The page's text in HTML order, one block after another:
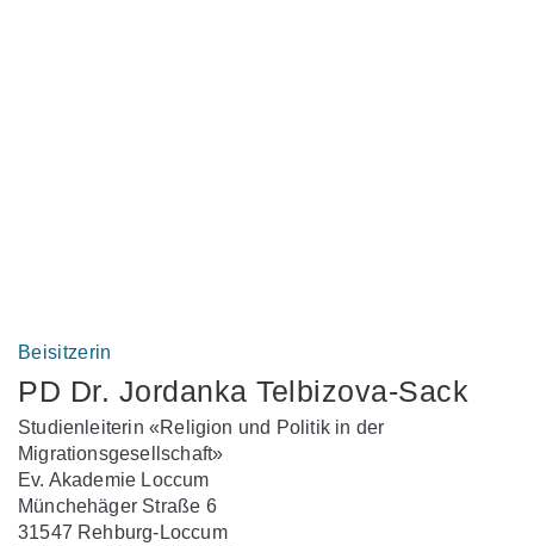
Beisitzerin
PD Dr. Jordanka Telbizova-Sack
Studienleiterin «Religion und Politik in der
Migrationsgesellschaft»
Ev. Akademie Loccum
Münchehäger Straße 6
31547 Rehburg-Loccum